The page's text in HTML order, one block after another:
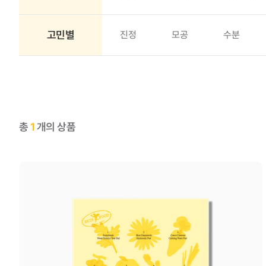
고민별 진정 모공 수분
총1개의 상품